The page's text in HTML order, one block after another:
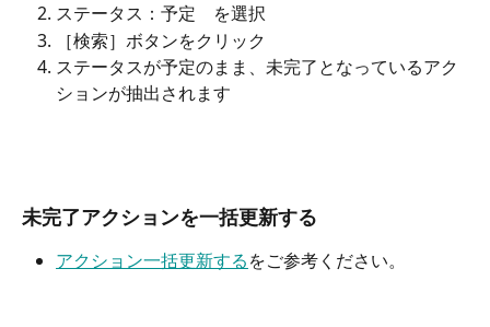
ステータス：予定　を選択
［検索］ボタンをクリック
ステータスが予定のまま、未完了となっているアク
ションが抽出されます
未完了アクションを一括更新する
アクション一括更新するをご参考ください。